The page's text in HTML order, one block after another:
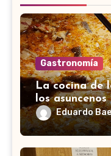
Gastronomía
La cocina de
los asuncenos
Eduardo